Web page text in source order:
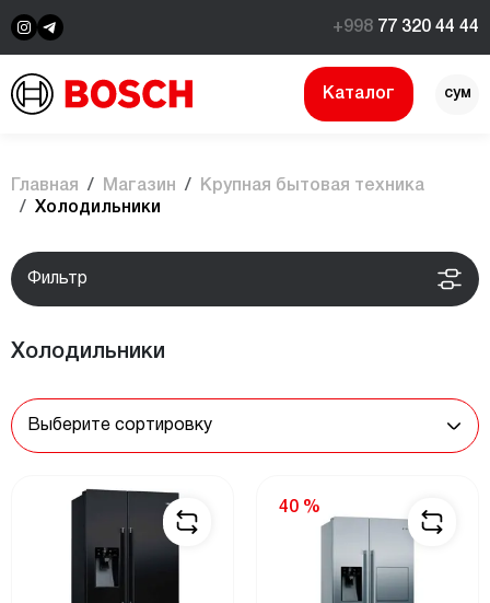
+998 77 320 44 44
Каталог сум
Главная Магазин
Крупная бытовая техника
Холодильники
Фильтр
Холодильники
Выберите сортировку
40 %